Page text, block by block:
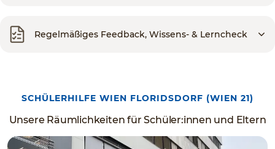
Regelmäßiges Feedback, Wissens- & Lerncheck
SCHÜLERHILFE WIEN FLORIDSDORF (WIEN 21)
Unsere Räumlichkeiten für Schüler:innen und Eltern